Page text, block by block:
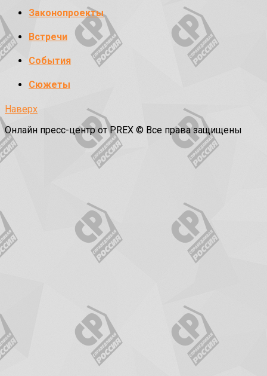
Законопроекты
Встречи
События
Сюжеты
Наверх
Онлайн пресс-центр от PREX © Все права защищены